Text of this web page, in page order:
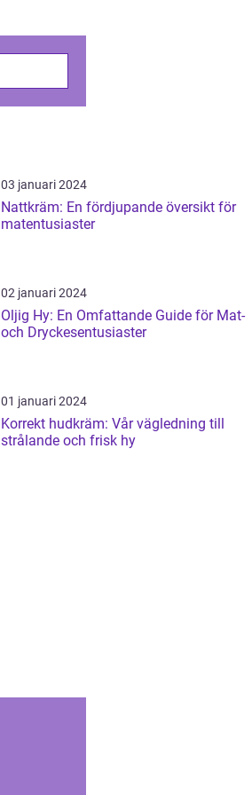
03 januari 2024
Nattkräm: En fördjupande översikt för
matentusiaster
02 januari 2024
Oljig Hy: En Omfattande Guide för Mat-
och Dryckesentusiaster
01 januari 2024
Korrekt hudkräm: Vår vägledning till
strålande och frisk hy